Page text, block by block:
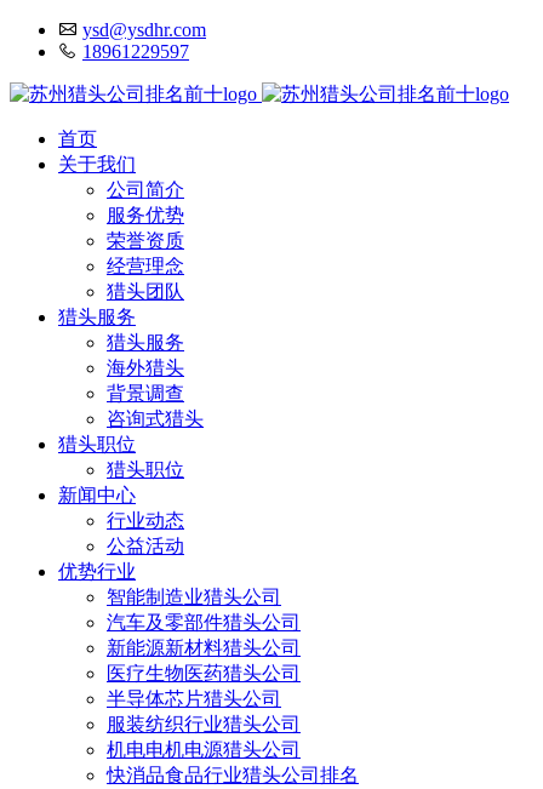
ysd@ysdhr.com
18961229597
首页
关于我们
公司简介
服务优势
荣誉资质
经营理念
猎头团队
猎头服务
猎头服务
海外猎头
背景调查
咨询式猎头
猎头职位
猎头职位
新闻中心
行业动态
公益活动
优势行业
智能制造业猎头公司
汽车及零部件猎头公司
新能源新材料猎头公司
医疗生物医药猎头公司
半导体芯片猎头公司
服装纺织行业猎头公司
机电电机电源猎头公司
快消品食品行业猎头公司排名